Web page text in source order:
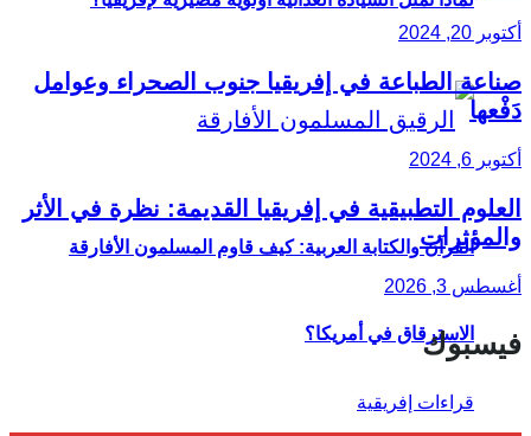
القرآن والكتابة العربية: كيف قاوم المسلمون الأفارقة
الاسترقاق في أمريكا؟
أكتوبر 20, 2024
صناعة الطباعة في إفريقيا جنوب الصحراء وعوامل
دَفْعها
أكتوبر 6, 2024
العلوم التطبيقية في إفريقيا القديمة: نظرة في الأثر
والمؤثرات
أغسطس 3, 2026
فيسبوك